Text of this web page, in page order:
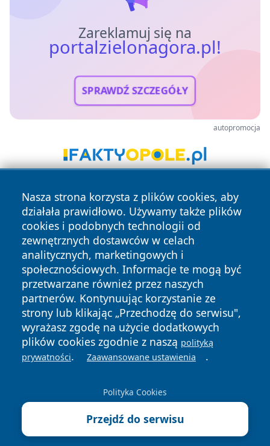
Zareklamuj się na
portalzielonagora.pl!
SPRAWDŹ SZCZEGÓŁY
autopromocja
Nasza strona korzysta z plików cookies, aby
działała prawidłowo. Używamy także plików
cookies i podobnych technologii od
zewnętrznych dostawców w celach
analitycznych, marketingowych i
społecznościowych. Informacje te mogą być
przetwarzane również przez naszych
partnerów. Kontynuując korzystanie ze
strony lub klikając „Przechodzę do serwisu",
wyrażasz zgodę na użycie dodatkowych
plików cookies zgodnie z naszą polityką
prywatności. Zaawansowane ustawienia .
Polityka Cookies
Przejdź do serwisu
Copyright © 2026 portalzielonagora.pl Wszystkie prawa
zastrzeżone.
News Autorzy
Polityka
Prywatności
Polityka
Cookies